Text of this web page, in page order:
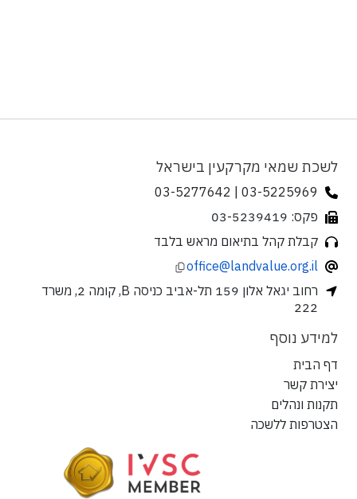
לשכת שמאי מקרקעין בישראל
03-5225969 | 03-5277642
פקס: 03-5239419
קבלת קהל בתיאום מראש בלבד
office@landvalue.org.il
רחוב יגאל אלון 159 תל-אביב כניסה B, קומה 2, משרד
222
למידע נוסף
דף הבית
יצירת קשר
תקנות ונהלים
הצטרפות ללשכה